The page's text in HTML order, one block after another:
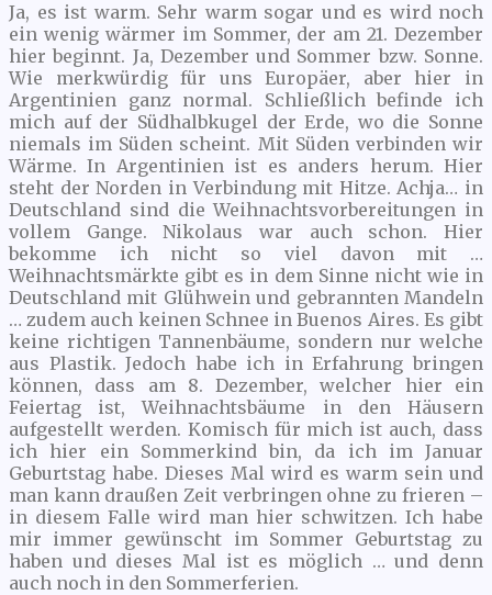
Ja, es ist warm. Sehr warm sogar und es wird noch
ein wenig wärmer im Sommer, der am 21. Dezember
hier beginnt. Ja, Dezember und Sommer bzw. Sonne.
Wie merkwürdig für uns Europäer, aber hier in
Argentinien ganz normal. Schließlich befinde ich
mich auf der Südhalbkugel der Erde, wo die Sonne
niemals im Süden scheint. Mit Süden verbinden wir
Wärme. In Argentinien ist es anders herum. Hier
steht der Norden in Verbindung mit Hitze. Achja… in
Deutschland sind die Weihnachtsvorbereitungen in
vollem Gange. Nikolaus war auch schon. Hier
bekomme ich nicht so viel davon mit …
Weihnachtsmärkte gibt es in dem Sinne nicht wie in
Deutschland mit Glühwein und gebrannten Mandeln
… zudem auch keinen Schnee in Buenos Aires. Es gibt
keine richtigen Tannenbäume, sondern nur welche
aus Plastik. Jedoch habe ich in Erfahrung bringen
können, dass am 8. Dezember, welcher hier ein
Feiertag ist, Weihnachtsbäume in den Häusern
aufgestellt werden. Komisch für mich ist auch, dass
ich hier ein Sommerkind bin, da ich im Januar
Geburtstag habe. Dieses Mal wird es warm sein und
man kann draußen Zeit verbringen ohne zu frieren –
in diesem Falle wird man hier schwitzen. Ich habe
mir immer gewünscht im Sommer Geburtstag zu
haben und dieses Mal ist es möglich … und denn
auch noch in den Sommerferien.